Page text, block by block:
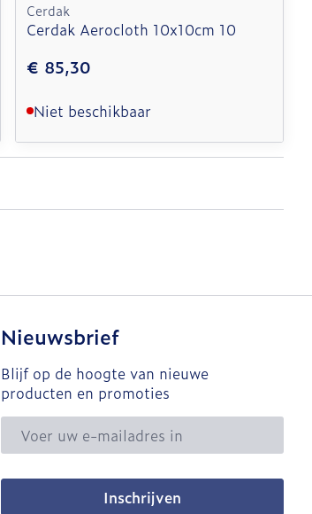
Cerdak
Cerdak Aerocloth 10x10cm 10
€ 85,30
Niet beschikbaar
Nieuwsbrief
Blijf op de hoogte van nieuwe
producten en promoties
E-mail adres
Inschrijven